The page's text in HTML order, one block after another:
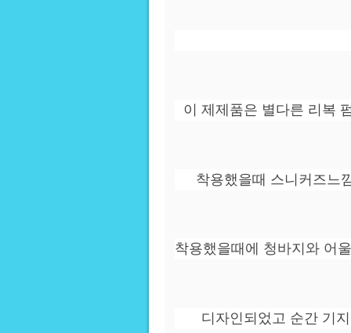
이 제제품은 별다른 리복
착용했을때 스니커즈느
착용했을때에 청바지와 어
디자인되었고 순간 기